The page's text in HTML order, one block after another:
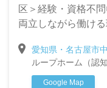
区＞経験・資格不
両立しながら働け
愛知県・名古屋市
ループホーム（認
Google Map